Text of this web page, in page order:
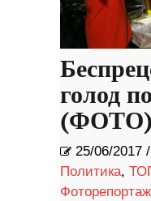
голод
(ФОТО)
25/06/2017 /
Политика,